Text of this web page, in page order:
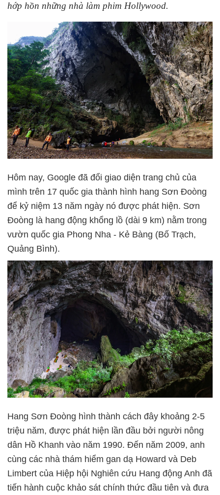
hớp hồn những nhà làm phim Hollywood.
Hôm nay, Google đã đổi giao diện trang chủ của
mình trên 17 quốc gia thành hình hang Sơn Đoòng
để kỷ niệm 13 năm ngày nó được phát hiện. Sơn
Đoòng là hang động khổng lồ (dài 9 km) nằm trong
vườn quốc gia Phong Nha - Kẻ Bàng (Bố Trạch,
Quảng Bình).
Hang Sơn Đoòng hình thành cách đây khoảng 2-5
triệu năm, được phát hiện lần đầu bởi người nông
dân Hồ Khanh vào năm 1990. Đến năm 2009, anh
cùng các nhà thám hiểm gan dạ Howard và Deb
Limbert của Hiệp hội Nghiên cứu Hang động Anh đã
tiến hành cuộc khảo sát chính thức đầu tiên và đưa